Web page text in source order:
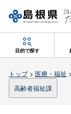
目的で探す
トップ> 医療・福祉 >
高齢者福祉課